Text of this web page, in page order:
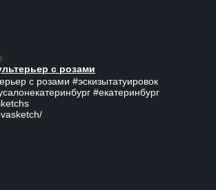
с розами
с розами #эскизытатуировок
#екатеринбург